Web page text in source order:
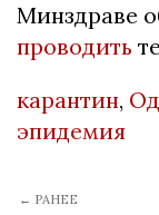
Минздраве
проводить
карантин,
эпидемия
← РАНЕЕ